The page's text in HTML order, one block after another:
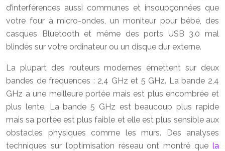
d’interférences aussi communes et insoupçonnées que
votre four à micro-ondes, un moniteur pour bébé, des
casques Bluetooth et même des ports USB 3.0 mal
blindés sur votre ordinateur ou un disque dur externe.
La plupart des routeurs modernes émettent sur deux
bandes de fréquences : 2,4 GHz et 5 GHz. La bande 2,4
GHz a une meilleure portée mais est plus encombrée et
plus lente. La bande 5 GHz est beaucoup plus rapide
mais sa portée est plus faible et elle est plus sensible aux
obstacles physiques comme les murs. Des analyses
techniques sur l’optimisation réseau ont montré que la